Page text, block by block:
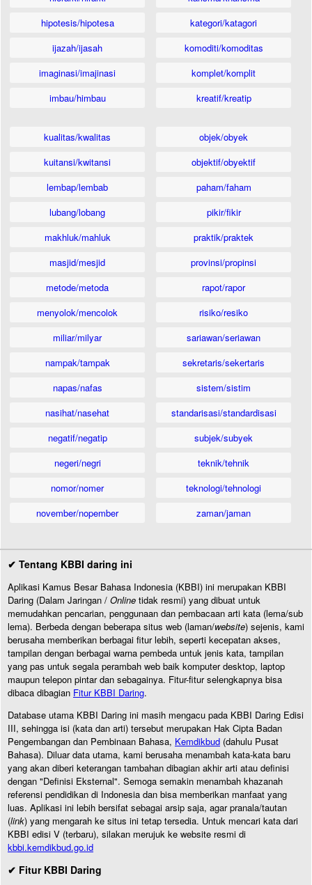
hipotesis/hipotesa
ijazah/ijasah
imaginasi/imajinasi
imbau/himbau
kategori/katagori
komoditi/komoditas
komplet/komplit
kreatif/kreatip
kualitas/kwalitas
kuitansi/kwitansi
lembap/lembab
lubang/lobang
makhluk/mahluk
masjid/mesjid
metode/metoda
menyolok/mencolok
miliar/milyar
nampak/tampak
napas/nafas
nasihat/nasehat
negatif/negatip
negeri/negri
nomor/nomer
november/nopember
objek/obyek
objektif/obyektif
paham/faham
pikir/fikir
praktik/praktek
provinsi/propinsi
rapot/rapor
risiko/resiko
sariawan/seriawan
sekretaris/sekertaris
sistem/sistim
standarisasi/standardisasi
subjek/subyek
teknik/tehnik
teknologi/tehnologi
zaman/jaman
✔ Tentang KBBI daring ini
Aplikasi Kamus Besar Bahasa Indonesia (KBBI) ini merupakan KBBI
Daring (Dalam Jaringan / Online tidak resmi) yang dibuat untuk
memudahkan pencarian, penggunaan dan pembacaan arti kata (lema/sub
lema). Berbeda dengan beberapa situs web (laman/website) sejenis, kami
berusaha memberikan berbagai fitur lebih, seperti kecepatan akses,
tampilan dengan berbagai warna pembeda untuk jenis kata, tampilan
yang pas untuk segala perambah web baik komputer desktop, laptop
maupun telepon pintar dan sebagainya. Fitur-fitur selengkapnya bisa
dibaca dibagian Fitur KBBI Daring.
Database utama KBBI Daring ini masih mengacu pada KBBI Daring Edisi
III, sehingga isi (kata dan arti) tersebut merupakan Hak Cipta Badan
Pengembangan dan Pembinaan Bahasa, Kemdikbud (dahulu Pusat
Bahasa). Diluar data utama, kami berusaha menambah kata-kata baru
yang akan diberi keterangan tambahan dibagian akhir arti atau definisi
dengan "Definisi Eksternal". Semoga semakin menambah khazanah
referensi pendidikan di Indonesia dan bisa memberikan manfaat yang
luas. Aplikasi ini lebih bersifat sebagai arsip saja, agar pranala/tautan
(link) yang mengarah ke situs ini tetap tersedia. Untuk mencari kata dari
KBBI edisi V (terbaru), silakan merujuk ke website resmi di
kbbi.kemdikbud.go.id
✔ Fitur KBBI Daring